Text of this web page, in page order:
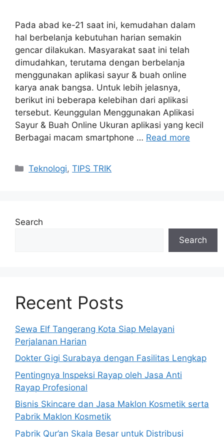
Pada abad ke-21 saat ini, kemudahan dalam
hal berbelanja kebutuhan harian semakin
gencar dilakukan. Masyarakat saat ini telah
dimudahkan, terutama dengan berbelanja
menggunakan aplikasi sayur & buah online
karya anak bangsa. Untuk lebih jelasnya,
berikut ini beberapa kelebihan dari aplikasi
tersebut. Keunggulan Menggunakan Aplikasi
Sayur & Buah Online Ukuran aplikasi yang kecil
Berbagai macam smartphone … Read more
Categories
Teknologi,TIPS TRIK
Search
Search
Recent Posts
Sewa Elf Tangerang Kota Siap Melayani
Perjalanan Harian
Dokter Gigi Surabaya dengan Fasilitas Lengkap
Pentingnya Inspeksi Rayap oleh Jasa Anti
Rayap Profesional
Bisnis Skincare dan Jasa Maklon Kosmetik serta
Pabrik Maklon Kosmetik
Pabrik Qur’an Skala Besar untuk Distribusi